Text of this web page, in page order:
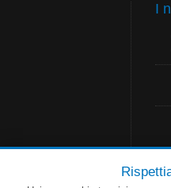
I
Web Solution